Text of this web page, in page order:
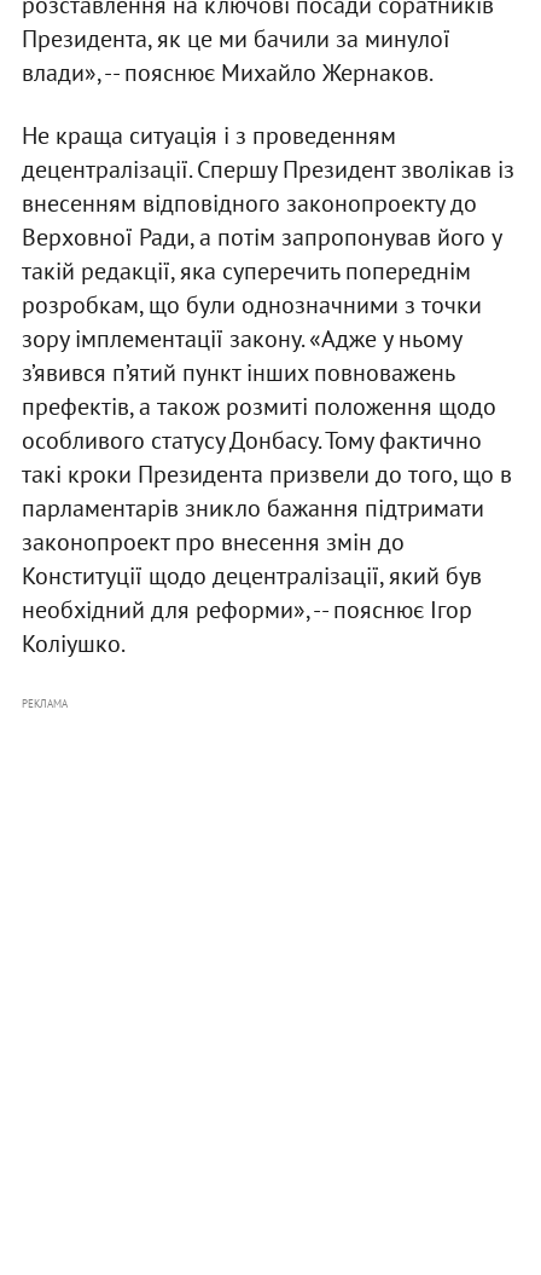
Президента, як це ми бачили за минулої
влади», -- пояснює Михайло Жернаков.
Не краща ситуація і з проведенням
децентралізації. Спершу Президент зволікав із
внесенням відповідного законопроекту до
Верховної Ради, а потім запропонував його у
такій редакції, яка суперечить попереднім
розробкам, що були однозначними з точки
зору імплементації закону. «Адже у ньому
з’явився п’ятий пункт інших повноважень
префектів, а також розмиті положення щодо
особливого статусу Донбасу. Тому фактично
такі кроки Президента призвели до того, що в
парламентарів зникло бажання підтримати
законопроект про внесення змін до
Конституції щодо децентралізації, який був
необхідний для реформи», -- пояснює Ігор
Коліушко.
РЕКЛАМА